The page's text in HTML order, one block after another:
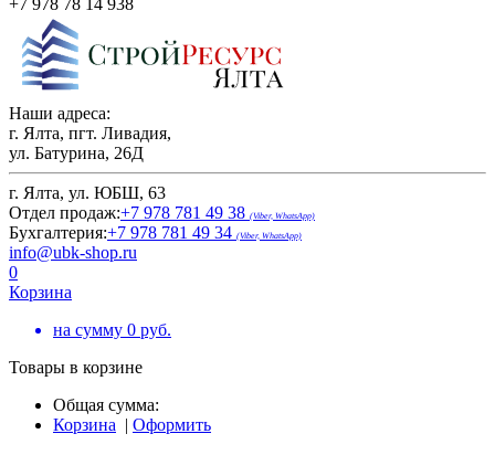
+7 978 78 14 938
Наши адреса:
г. Ялта, пгт. Ливадия,
ул. Батурина, 26Д
г. Ялта, ул. ЮБШ, 63
Отдел продаж:+7 978 781 49 38 (Viber, WhatsApp)
Бухгалтерия:+7 978 781 49 34 (Viber, WhatsApp)
info@ubk-shop.ru
0
Корзина
на сумму 0 руб.
Товары в корзине
Общая сумма:
Корзина | Оформить